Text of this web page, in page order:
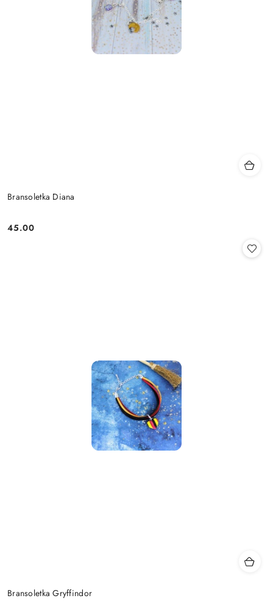
Bransoletka Diana
Cena:
45.00
Bransoletka Gryffindor